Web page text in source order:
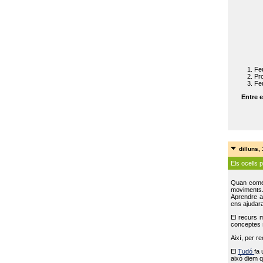
Entre
dilluns,
Els ocells
Quan
Aprendre
ens
El recurs
conceptes
Així, per
ElTudófa
això diem